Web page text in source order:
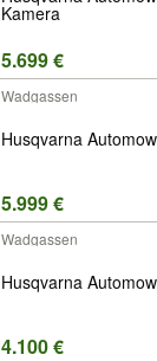
Kamera
5.699 €
Wadgassen
Husqvarna
5.999 €
Wadgassen
Husqvarna
4.100 €